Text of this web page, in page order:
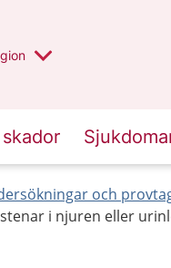
valt region
annan
och
i njuren eller